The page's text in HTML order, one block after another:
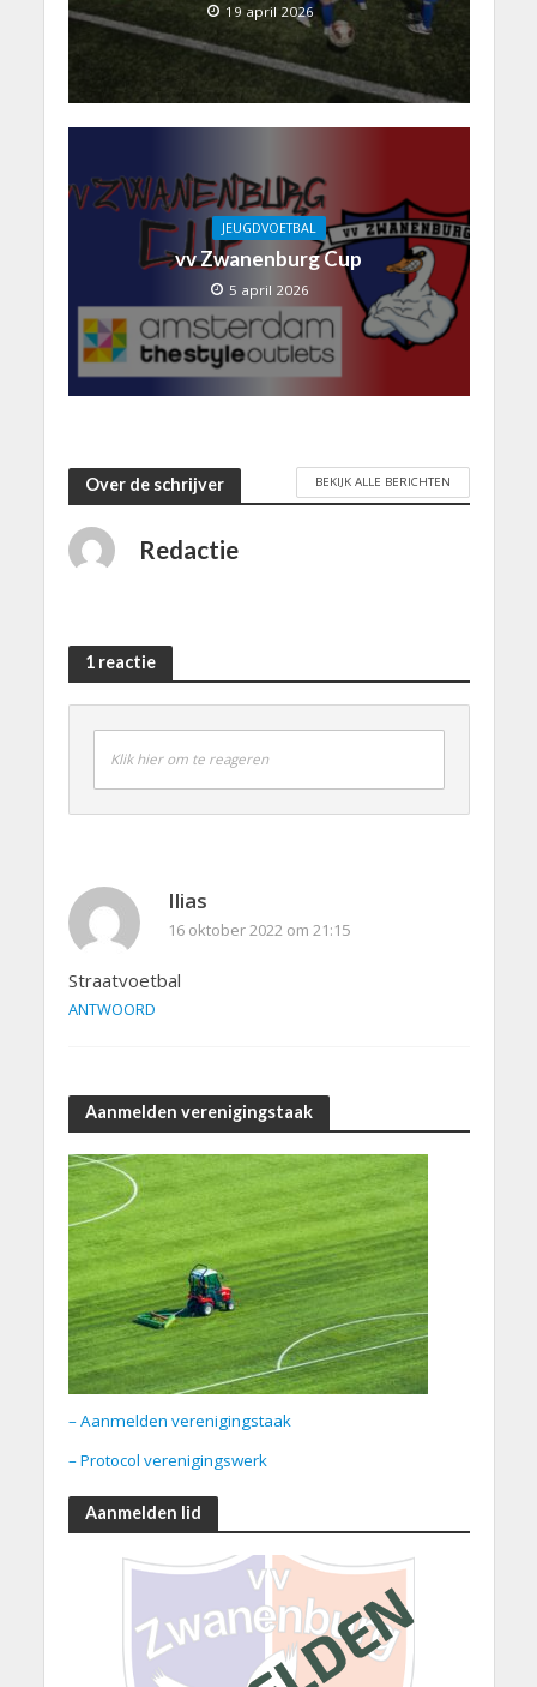
19 april 2026
JEUGDVOETBAL
vv Zwanenburg Cup
5 april 2026
Over de schrijver BEKIJK ALLE BERICHTEN
Redactie
1 reactie
Klik hier om te reageren
Ilias
16 oktober 2022 om 21:15
Straatvoetbal
ANTWOORD
Aanmelden verenigingstaak
– Aanmelden verenigingstaak
– Protocol verenigingswerk
Aanmelden lid